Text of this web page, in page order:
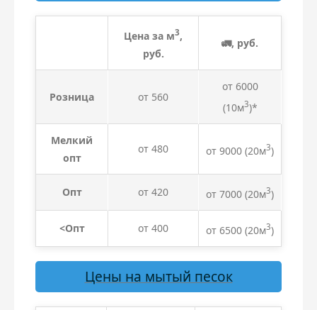
Цена за м3,
руб.
🚛, руб.
Розница от 560
от 6000
(10м3)*
Мелкий
опт
от 480 от 9000 (20м3)
Опт от 420 от 7000 (20м3)
<Опт от 400 от 6500 (20м3)
Цены на мытый песок